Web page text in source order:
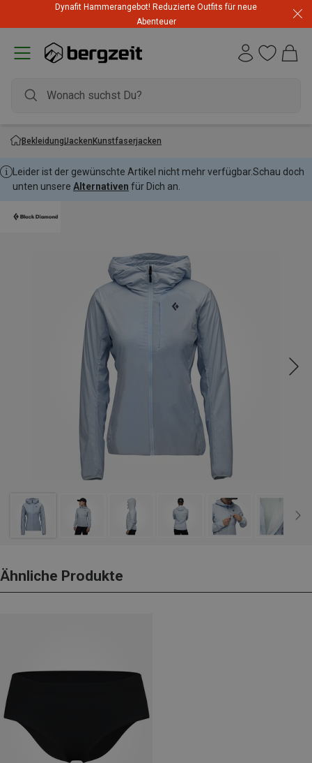
Dynafit Hammerangebot! Reduzierte Outfits für neue
Abenteuer
BekleidungJackenKunstfaserjacken
Leider ist der gewünschte Artikel nicht mehr verfügbar.Schau doch
unten unsere Alternativen für Dich an.
Ähnliche Produkte